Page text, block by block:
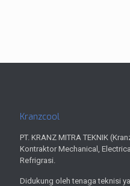
Kranzcool
PT. KRANZ MITRA TEKNIK
Kontraktor Mechanical,
Refrigrasi.
Didukung oleh tenaga teknisi